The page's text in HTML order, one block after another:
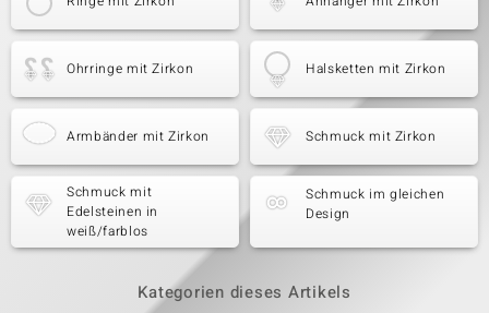
Ohrringe mit Zirkon Halsketten mit Zirkon
Armbänder mit Zirkon Schmuck mit Zirkon
Schmuck mit
Edelsteinen in
weiß/farblos
Schmuck im gleichen
Design
Kategorien dieses Artikels